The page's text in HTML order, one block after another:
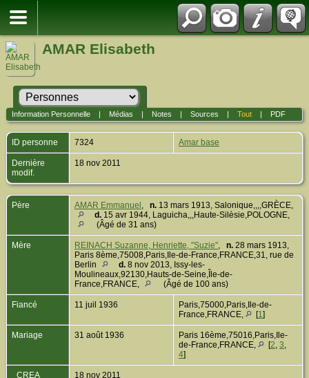
AMAR Elisabeth
Information Personnelle| Médias Notes Sources Tout| PDF
ID personne 7324 Amar base
Dernière
modif.
18 nov 2011
Père AMAR Emmanuel , n. 13 mars 1913, Salonique,,,,GRÈCE,
d. 15 avr 1944, Laguicha,,,Haute-Silèsie,POLOGNE,
(Âgé de 31 ans)
Mère REINACH Suzanne, Henriette, "Suzie", n. 28 mars 1913,
Paris 8ème,75008,Paris,Ile-de-France,FRANCE,31, rue de
Berlin
d. 8 nov 2013, Issy-les-
Moulineaux,92130,Hauts-de-Seine,Île-de-
France,FRANCE,
(Âgé de 100 ans)
Fiancé 11 juil 1936
Paris,75000,Paris,Ile-de-
France,FRANCE,
[1]
Mariage 31 août 1936
Paris 16ème,75016,Paris,Ile-
de-France,FRANCE,
[2, 3,
4]
_CREA 18 nov 2011